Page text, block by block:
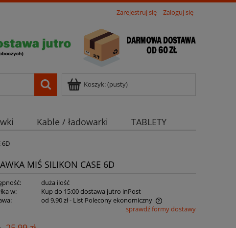
Zarejestruj się Zaloguj się
Koszyk:(pusty)
Kable / ładowarki
TABLETY
6D
MIŚ SILIKON CASE 6D
duża ilość
w:
Kup do 15:00 dostawa jutro inPost
od 9,90 zł- List Polecony ekonomiczny
sprawdź formy dostawy